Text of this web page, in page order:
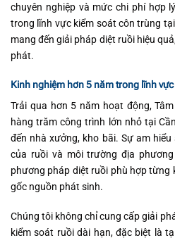
chuyên nghiệp và mức chi phí hợp
trong lĩnh vực kiểm soát côn trùng
mang đến giải pháp diệt ruồi hiệu
phát.
Kinh nghiệm hơn 5 năm trong lĩnh
Trải qua hơn 5 năm hoạt động,
hàng trăm công trình lớn nhỏ tại
đến nhà xưởng, kho bãi. Sự am
của ruồi và môi trường địa
phương pháp diệt ruồi phù hợp từng
gốc nguồn phát sinh.
Chúng tôi không chỉ cung cấp giải
kiểm soát ruồi dài hạn, đặc biệt là